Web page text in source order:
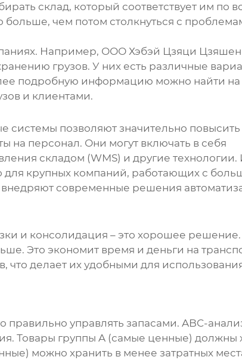
склад, который соответствует им по
больше, чем потом столкнуться с
Например, ООО Хэбэй Цзяци
грузов. У них есть различные
подробную информацию можно найти на
и клиентами.
позволяют значительно
на персонал. Они могут включать в себя
складом (WMS) и другие
для крупных компаний, работающих с
современные решения
и консолидация – это хорошее
Это экономит время и деньги на
что делает их удобными для
управлять запасами. ABC-
Товары группы A (самые ценные) должны
можно хранить в менее затратных